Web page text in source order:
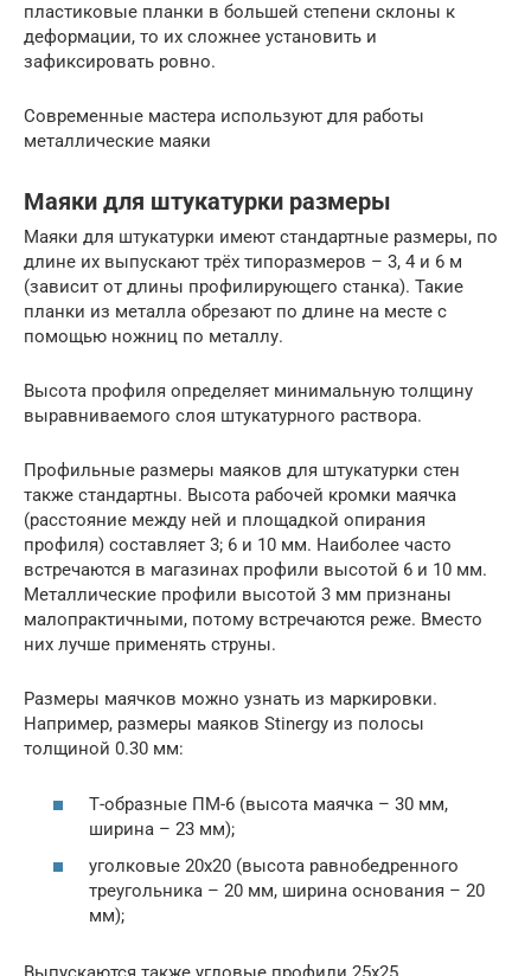
пластиковые планки в большей степени склоны к
деформации, то их сложнее установить и
зафиксировать ровно.
Современные мастера используют для работы
металлические маяки
Маяки для штукатурки размеры
Маяки для штукатурки имеют стандартные размеры, по
длине их выпускают трёх типоразмеров – 3, 4 и 6 м
(зависит от длины профилирующего станка). Такие
планки из металла обрезают по длине на месте с
помощью ножниц по металлу.
Высота профиля определяет минимальную толщину
выравниваемого слоя штукатурного раствора.
Профильные размеры маяков для штукатурки стен
также стандартны. Высота рабочей кромки маячка
(расстояние между ней и площадкой опирания
профиля) составляет 3; 6 и 10 мм. Наиболее часто
встречаются в магазинах профили высотой 6 и 10 мм.
Металлические профили высотой 3 мм признаны
малопрактичными, потому встречаются реже. Вместо
них лучше применять струны.
Размеры маячков можно узнать из маркировки.
Например, размеры маяков Stinergy из полосы
толщиной 0.30 мм:
Т-образные ПМ-6 (высота маячка – 30 мм,
ширина – 23 мм);
уголковые 20х20 (высота равнобедренного
треугольника – 20 мм, ширина основания – 20
мм);